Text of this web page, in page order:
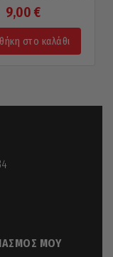
9,00 €
στο καλάθι
ΜΟΥ